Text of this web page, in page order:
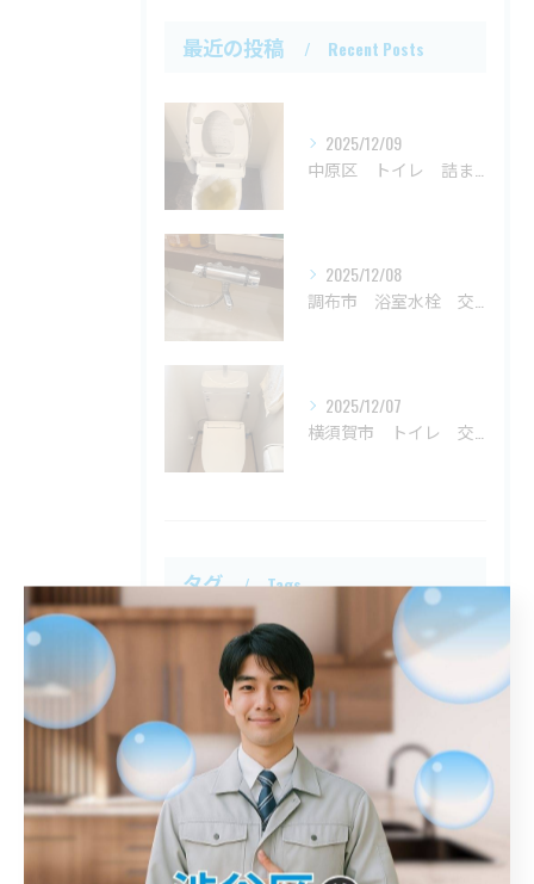
最近の投稿 Recent Posts
2025/12/09
2025/12/08
2025/12/07
タグ Tags
屋外排水管詰まり 解消
トイレ詰まり 詰まり
春日部市 江戸川区
八王子市 シンク 入間市 平塚市
洗面台 神奈川区 台所詰まり 異物